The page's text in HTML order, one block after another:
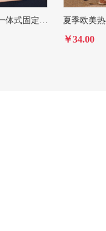
高强度运动内衣女防震跑步薄款一体式固定杯瑜伽文胸外穿健身背心
￥34.00